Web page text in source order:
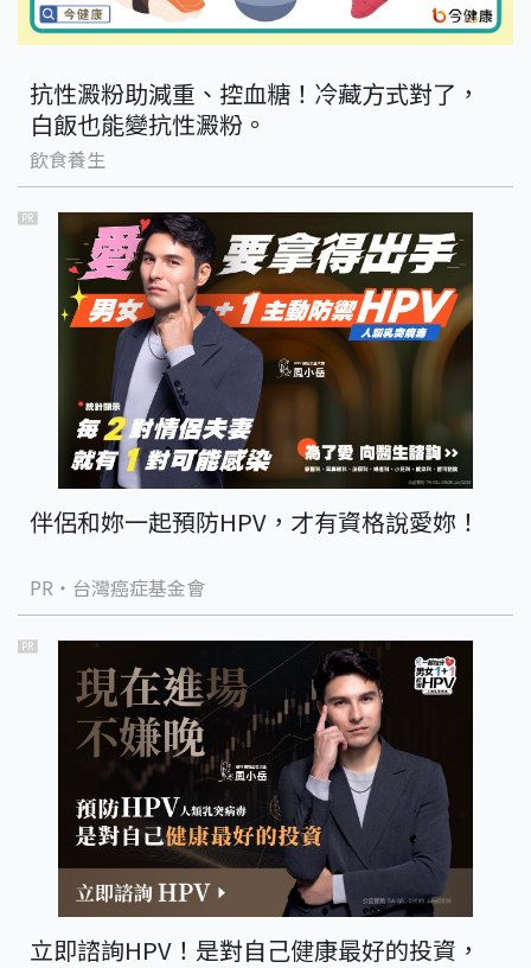
抗性澱粉助減重、控血糖！冷藏方式對了，
白飯也能變抗性澱粉。
飲食養生
PR
伴侶和妳一起預防HPV，才有資格說愛妳！
PR・台灣癌症基金會
PR
立即諮詢HPV！是對自己健康最好的投資，